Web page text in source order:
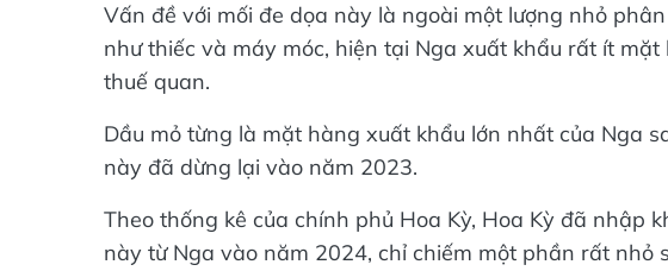
Vấn đề với mối đe dọa này là ngoài một lượng nhỏ
như thiếc và máy móc, hiện tại Nga xuất khẩu rất ít
thuế quan.
Dầu mỏ từng là mặt hàng xuất khẩu lớn nhất của Nga
này đã dừng lại vào năm 2023.
Theo thống kê của chính phủ Hoa Kỳ, Hoa Kỳ đã nhập
này từ Nga vào năm 2024, chỉ chiếm một phần rất nhỏ